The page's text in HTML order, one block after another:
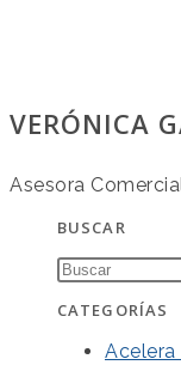
VERÓNICA
Asesora
BUSCAR
CATEGORÍAS
Acelera